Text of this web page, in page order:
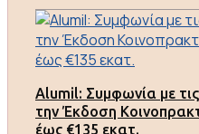
Alumil: Συμφωνία με
την Έκδοση
έως €135 εκατ.